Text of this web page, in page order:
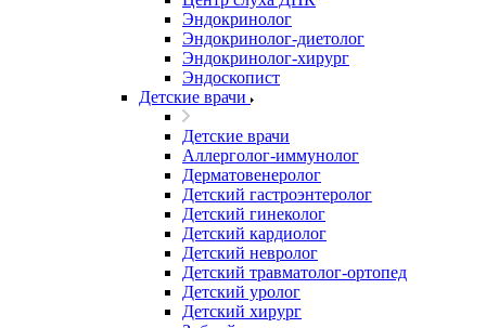
Эндокринолог
Эндокринолог-диетолог
Эндокринолог-хирург
Эндоскопист
Детские врачи
Детские врачи
Аллерголог-иммунолог
Дерматовенеролог
Детский гастроэнтеролог
Детский гинеколог
Детский кардиолог
Детский невролог
Детский травматолог-ортопед
Детский уролог
Детский хирург